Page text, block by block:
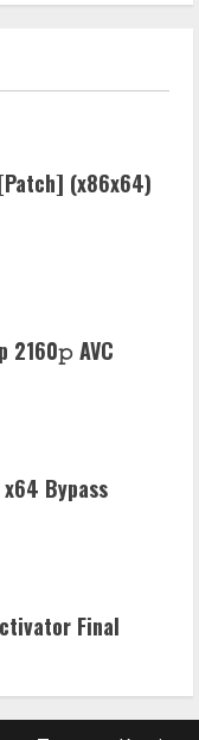
(x86x64)
2160𝚙 AVC
Bypass
Final